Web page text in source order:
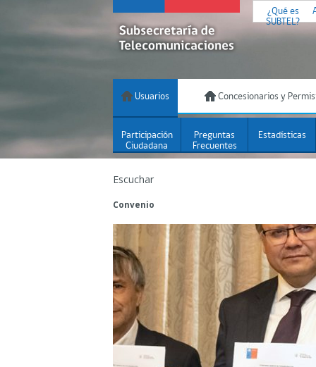
¿Qué es
SUBTEL?
Usuarios Concesionarios y
Participación
Ciudadana
Preguntas
Frecuentes
Estadísticas
Escuchar
Convenio